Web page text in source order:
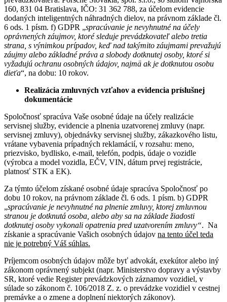
160, 831 04 Bratislava, IČO: 31 362 788, za účelom evidencie
dodaných inteligentných náhradných dielov, na právnom základe čl.
6 ods. 1 písm. f) GDPR „spracúvanie je nevyhnutné na účely
oprávnených záujmov, ktoré sleduje prevádzkovateľ alebo tretia
strana, s výnimkou prípadov, keď nad takýmito záujmami prevažujú
záujmy alebo základné práva a slobody dotknutej osoby, ktoré si
vyžadujú ochranu osobných údajov, najmä ak je dotknutou osobu
dieťa“, na dobu: 10 rokov.
Realizácia zmluvných vzťahov a evidencia príslušnej
dokumentácie
Spoločnosť spracúva Vaše osobné údaje na účely realizácie
servisnej služby, evidencie a plnenia uzatvorenej zmluvy (napr.
servisnej zmluvy), objednávky servisnej služby, zákazkového listu,
vrátane vybavenia prípadných reklamácií, v rozsahu: meno,
priezvisko, bydlisko, e-mail, telefón, podpis, údaje o vozidle
(výrobca a model vozidla, EČV, VIN, dátum prvej registrácie,
platnosť STK a EK).
Za týmto účelom získané osobné údaje spracúva Spoločnosť po
dobu 10 rokov, na právnom základe čl. 6 ods. 1 písm. b) GDPR
„spracúvanie je nevyhnutné na plnenie zmluvy, ktorej zmluvnou
stranou je dotknutá osoba, alebo aby sa na základe žiadosti
dotknutej osoby vykonali opatrenia pred uzatvorením zmluvy“. Na
získanie a spracúvanie Vašich osobných údajov na tento účel teda
nie je potrebný Váš súhlas.
Príjemcom osobných údajov môže byť advokát, exekútor alebo iný
zákonom oprávnený subjekt (napr. Ministerstvo dopravy a výstavby
SR, ktoré vedie Register prevádzkových záznamov vozidiel, v
súlade so zákonom č. 106/2018 Z. z. o prevádzke vozidiel v cestnej
premávke a o zmene a doplnení niektorých zákonov).